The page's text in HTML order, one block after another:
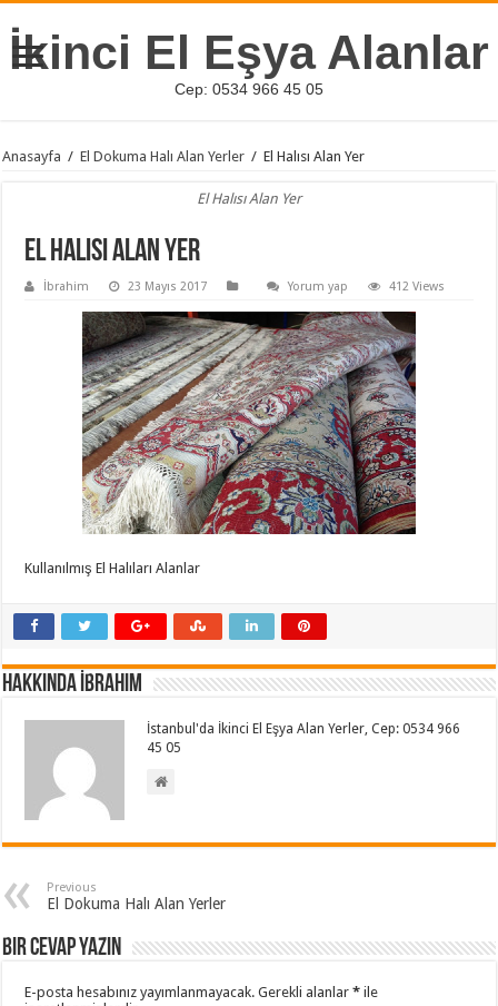
İkinci El Eşya Alanlar
Cep: 0534 966 45 05
Anasayfa / El Dokuma Halı Alan Yerler / El Halısı Alan Yer
El Halısı Alan Yer
El Halısı Alan Yer
İbrahim 23 Mayıs 2017 Yorum yap 412 Views
Kullanılmış El Halıları Alanlar
Hakkında İbrahim
İstanbul'da İkinci El Eşya Alan Yerler, Cep: 0534 966
45 05
Previous
El Dokuma Halı Alan Yerler
Bir cevap yazın
E-posta hesabınız yayımlanmayacak. Gerekli alanlar* ile